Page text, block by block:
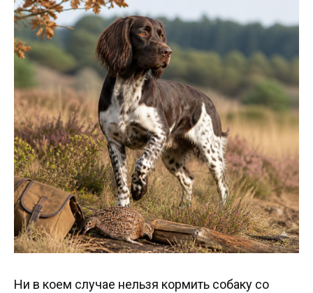
Ни в коем случае нельзя кормить собаку со